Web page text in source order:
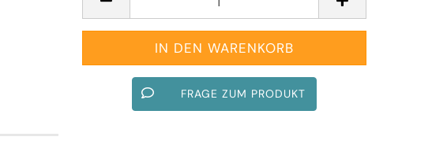
FRAGE ZUM PRODUKT